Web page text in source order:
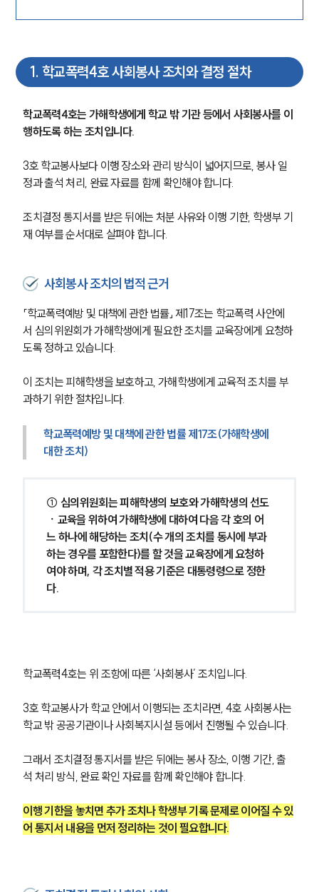
1. 학교폭력4호 사회봉사 조치와 결정 절차
학교폭력4호는 가해학생에게 학교 밖 기관 등에서 사회봉사를 이
행하도록 하는 조치입니다.
3호 학교봉사보다 이행 장소와 관리 방식이 넓어지므로, 봉사 일
정과 출석 처리, 완료 자료를 함께 확인해야 합니다.
조치결정 통지서를 받은 뒤에는 처분 사유와 이행 기한, 학생부 기
재 여부를 순서대로 살펴야 합니다.
사회봉사 조치의 법적 근거
「학교폭력예방 및 대책에 관한 법률」 제17조는 학교폭력 사안에
서 심의위원회가 가해학생에게 필요한 조치를 교육장에게 요청하
도록 정하고 있습니다.
이 조치는 피해학생을 보호하고, 가해학생에게 교육적 조치를 부
과하기 위한 절차입니다.
학교폭력예방 및 대책에 관한 법률 제17조(가해학생에
대한 조치)
① 심의위원회는 피해학생의 보호와 가해학생의 선도
ㆍ교육을 위하여 가해학생에 대하여 다음 각 호의 어
느 하나에 해당하는 조치(수 개의 조치를 동시에 부과
하는 경우를 포함한다)를 할 것을 교육장에게 요청하
여야 하며, 각 조치별 적용 기준은 대통령령으로 정한
다.
학교폭력4호는 위 조항에 따른 ‘사회봉사’ 조치입니다.
3호 학교봉사가 학교 안에서 이행되는 조치라면, 4호 사회봉사는
학교 밖 공공기관이나 사회복지시설 등에서 진행될 수 있습니다.
그래서 조치결정 통지서를 받은 뒤에는 봉사 장소, 이행 기간, 출
석 처리 방식, 완료 확인 자료를 함께 확인해야 합니다.
이행 기한을 놓치면 추가 조치나 학생부 기록 문제로 이어질 수 있
어 통지서 내용을 먼저 정리하는 것이 필요합니다.